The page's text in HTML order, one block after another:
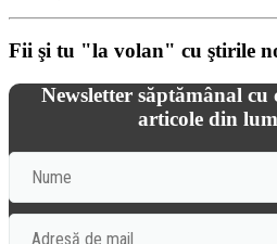
Fii şi tu "la volan" cu ştirile
Newsletter săptămânal cu
articole din